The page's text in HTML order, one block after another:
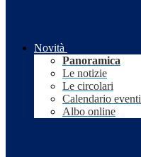
Novità
Panoramica
Le notizie
Le circolari
Calendario eventi
Albo online